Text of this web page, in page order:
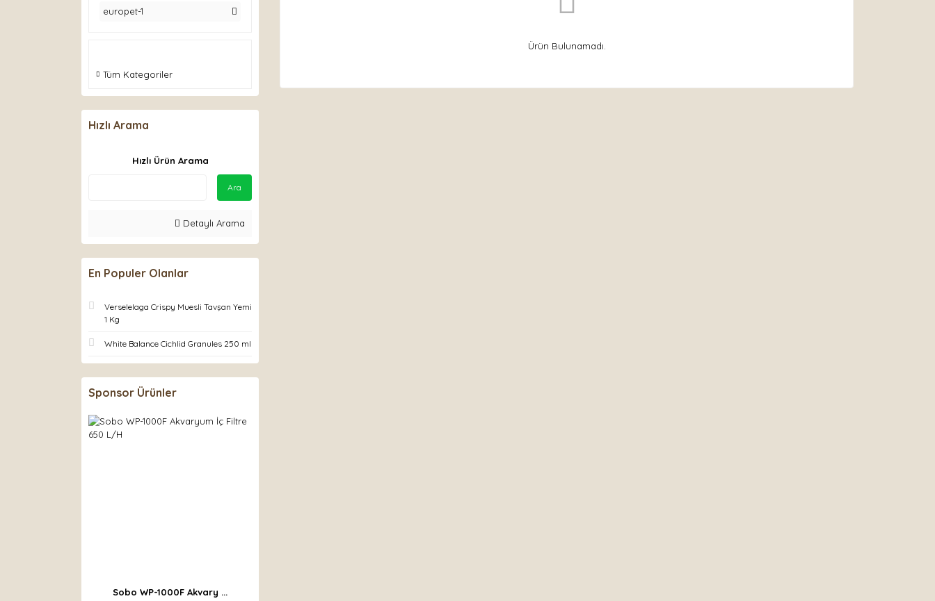
europet-1
Tüm Kategoriler
Hızlı Arama
Hızlı Ürün Arama
Ara
Detaylı Arama
En Populer Olanlar
Verselelaga Crispy Muesli Tavşan Yemi
1 Kg
White Balance Cichlid Granules 250 ml
Sponsor Ürünler
Sobo WP-1000F Akvary ...
Ürün Bulunamadı.